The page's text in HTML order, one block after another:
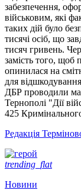
забезпечення,
військовим, які
таких дій було
тисячі осіб, що
тисяч гривень.
замість того, щоб
опинилася на
для
ДБР проводили
Тернополі "Дії
425
Редакція
trending_flat
Новини